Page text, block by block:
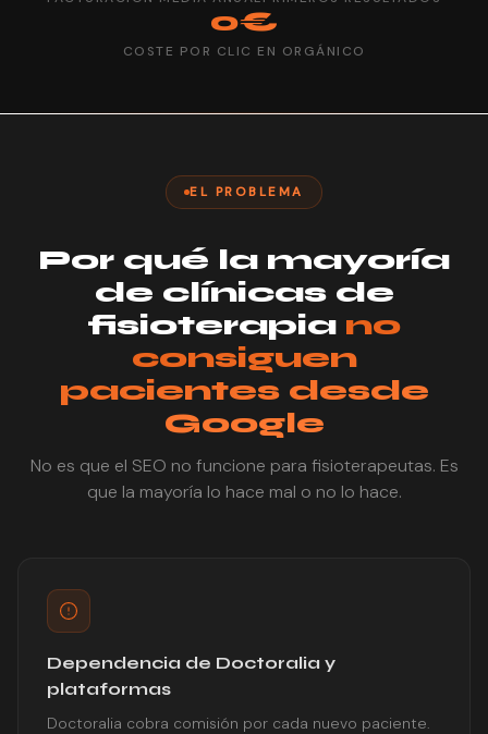
0€
COSTE POR CLIC EN ORGÁNICO
EL PROBLEMA
Por qué la mayoría
de clínicas de
fisioterapia no
consiguen
pacientes desde
Google
No es que el SEO no funcione para fisioterapeutas. Es
que la mayoría lo hace mal o no lo hace.
Dependencia de Doctoralia y
plataformas
Doctoralia cobra comisión por cada nuevo paciente.